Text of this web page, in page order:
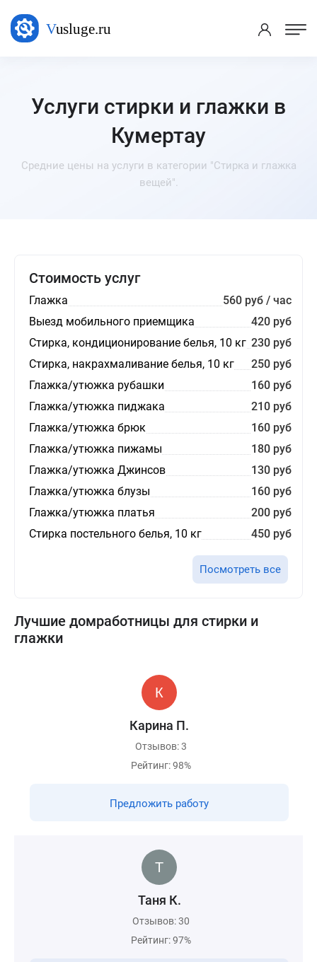
Услуги стирки и глажки в
Кумертау
Средние цены на услуги в категории "Стирка и глажка
вещей".
Стоимость услуг
Глажка
560 руб / час
Выезд мобильного приемщика
420 руб
Стирка, кондиционирование белья, 10 кг 230 руб
Стирка, накрахмаливание белья, 10 кг
250 руб
Глажка/утюжка рубашки
160 руб
Глажка/утюжка пиджака
210 руб
Глажка/утюжка брюк
160 руб
Глажка/утюжка пижамы
180 руб
Глажка/утюжка Джинсов
130 руб
Глажка/утюжка блузы
160 руб
Глажка/утюжка платья
200 руб
Стирка постельного белья, 10 кг
450 руб
Посмотреть все
Лучшие домработницы для стирки и
глажки
Карина П.
Отзывов: 3
Рейтинг: 98%
Предложить работу
Таня К.
Отзывов: 30
Рейтинг: 97%